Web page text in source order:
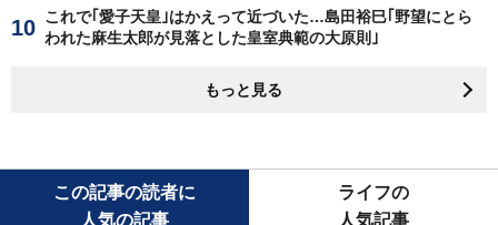
これで｢愛子天皇｣はかえって近づいた…島田裕巳｢野望にとら
われた麻生太郎が見落とした皇室典範の大原則｣
もっと見る
この記事の読者に
人気の記事
ライフの
人気記事